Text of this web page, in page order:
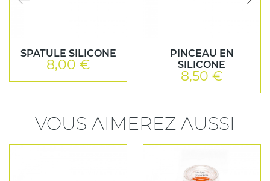
SPATULE SILICONE
Prix
8,00 €
PINCEAU EN
SILICONE
Prix
8,50 €
VOUS AIMEREZ AUSSI